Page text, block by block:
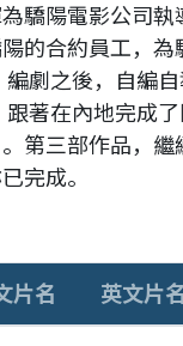
驕陽電影公司
的合約員工，
編劇之後，自編
著在內地完成
第三部作品，繼
完成。
片名 英文片名